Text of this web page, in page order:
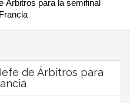
Árbitros para la semifinal
de Árbitros para